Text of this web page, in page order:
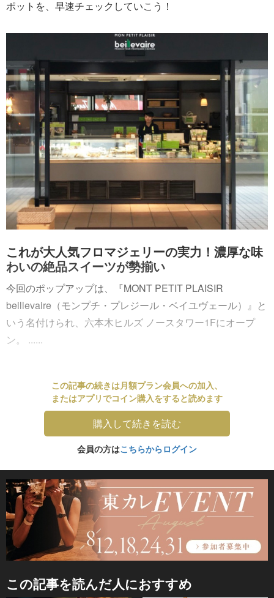
ポットを、早速チェックしていこう！
これが大人気フロマジェリーの実力！濃厚な味
わいの絶品スイーツが勢揃い
今回のポップアップは、『MONT PETIT PLAISIR
beillevaire（モンプチ・プレジール・ベイユヴェール）』と
いう名付けられ、六本木ヒルズ ノースタワー1Fにオープ
ン。 ......
この記事の続きは月額プラン会員への加入、
またはアプリでコイン購入をすると読めます
購入して続きを読む
会員の方はこちらからログイン
この記事を読んだ人におすすめ